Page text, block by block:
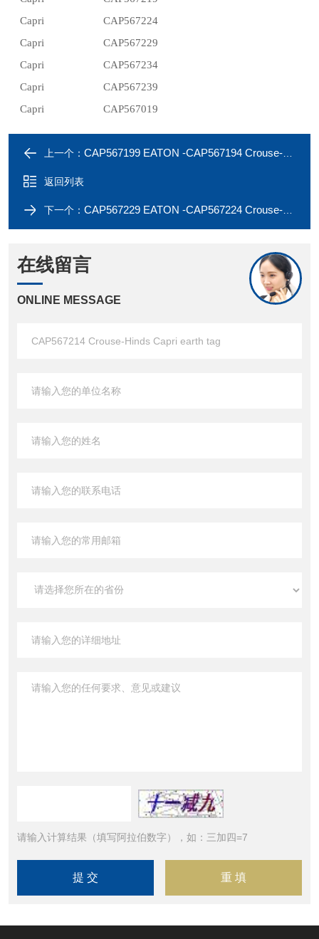
Capri
CAP567224
Capri
CAP567229
Capri
CAP567234
Capri
CAP567239
Capri
CAP567019
上一个： CAP567199 EATON -CAP567194 Crouse-Hinds Capri earth tag
返回列表
下一个： CAP567229 EATON -CAP567224 Crouse-Hinds Capri earth tag
在线留言
ONLINE MESSAGE
请输入计算结果（填写阿拉伯数字），如：三加四=7